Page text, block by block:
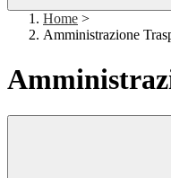
Home >
Amministrazione